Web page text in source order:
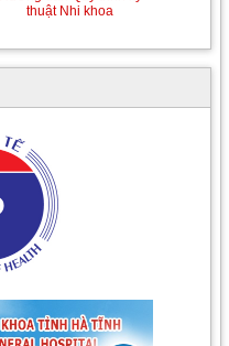
thuật Nhi khoa